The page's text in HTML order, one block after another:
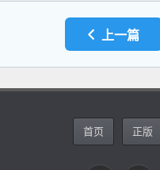
上一篇
首页 正版